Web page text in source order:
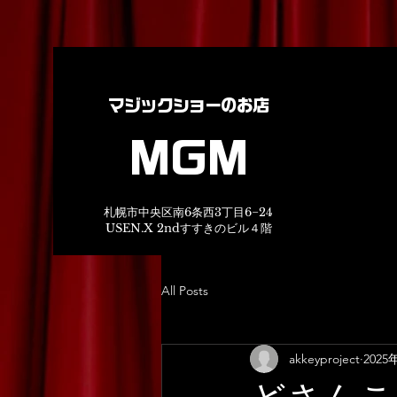
マジックショーのお店
MGM
札幌市中央区南6条西3丁目6−24
USEN.X 2ndすすきのビル４階
All Posts
akkeyproject 2025